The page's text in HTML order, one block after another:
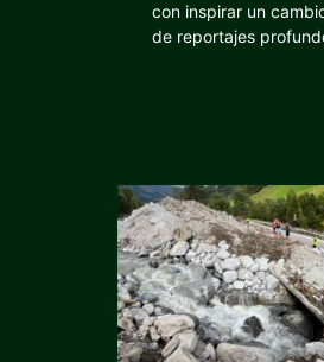
con inspirar un
de reportajes